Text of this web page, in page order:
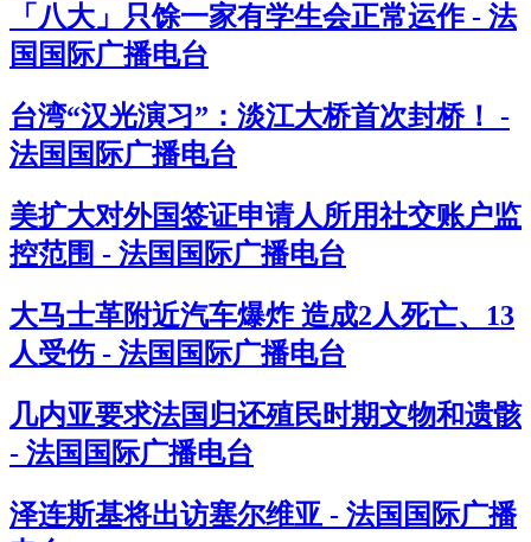
「八大」只馀一家有学生会正常运作 - 法
国国际广播电台
台湾“汉光演习”：淡江大桥首次封桥！ -
法国国际广播电台
美扩大对外国签证申请人所用社交账户监
控范围 - 法国国际广播电台
大马士革附近汽车爆炸 造成2人死亡、13
人受伤 - 法国国际广播电台
几内亚要求法国归还殖民时期文物和遗骸
- 法国国际广播电台
泽连斯基将出访塞尔维亚 - 法国国际广播